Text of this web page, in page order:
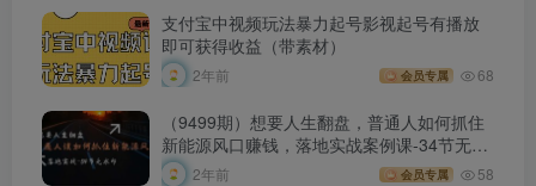
支付宝中视频玩法暴力起号影视起号有播放
即可获得收益（带素材）
2年前 会员专属 68
（9499期）想要人生翻盘，普通人如何抓住
新能源风口赚钱，落地实战案例课-34节无水
印
2年前 会员专属 58